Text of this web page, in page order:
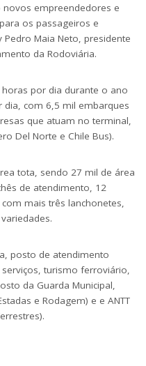
empreendedores e
os passageiros e
Pedro Maia Neto, presidente
da Rodoviária.
por dia durante o ano
dia, com 6,5 mil embarques
que atuam no terminal,
Del Norte e Chile Bus).
tota, sendo 27 mil de área
de atendimento, 12
mais três lanchonetes,
posto de atendimento
turismo ferroviário,
da Guarda Municipal,
e Rodagem) e e ANTT